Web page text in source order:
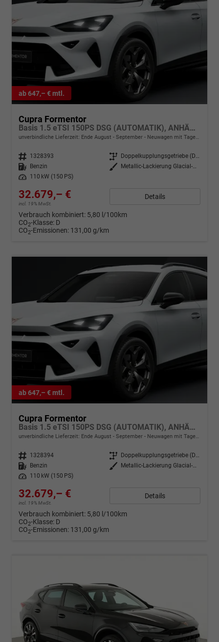
ab 647,– € mtl.
Cupra Formentor
Basis 1.5 eTSI 150PS DSG (AUTOMATIK), ANHÄNGERKUPPLUNG, KESSY, ALARM, RÜCKFAHRKAMERA, ELEKTR. HECKKLAPPE, 18" Alu, Sitzheizung, M-Lederlenkrad beheizt, 3-Zonen-Climatronic, Parksensoren vorne/hinten, ACC-Tempomat, Digitales Cockpit 10", Radio 12,9"+Full-Link
unverbindliche Lieferzeit: Ende August - September Neuwagen mit Tageszulassung
Fahrzeugnr. 1328393 Getriebe
Doppelkupplungsgetriebe (DSG)
Kraftstoff
Benzin Außenfarbe
Metallic-Lackierung Glacial-White
Leistung
110 kW (150 PS)
32.679,– €
incl. 19% MwSt.
Details
Verbrauch kombiniert: 5,80 l/100km
CO2-Klasse: D
CO2-Emissionen: 131,00 g/km
ab 647,– € mtl.
Cupra Formentor
Basis 1.5 eTSI 150PS DSG (AUTOMATIK), ANHÄNGERKUPPLUNG, KESSY, ALARM, RÜCKFAHRKAMERA, ELEKTR. HECKKLAPPE, 18" Alu, Sitzheizung, M-Lederlenkrad beheizt, 3-Zonen-Climatronic, Parksensoren vorne/hinten, ACC-Tempomat, Digitales Cockpit 10", Radio 12,9"+Full-Link
unverbindliche Lieferzeit: Ende August - September Neuwagen mit Tageszulassung
Fahrzeugnr. 1328394 Getriebe
Doppelkupplungsgetriebe (DSG)
Kraftstoff
Benzin Außenfarbe
Metallic-Lackierung Glacial-White
Leistung
110 kW (150 PS)
32.679,– €
incl. 19% MwSt.
Details
Verbrauch kombiniert: 5,80 l/100km
CO2-Klasse: D
CO2-Emissionen: 131,00 g/km